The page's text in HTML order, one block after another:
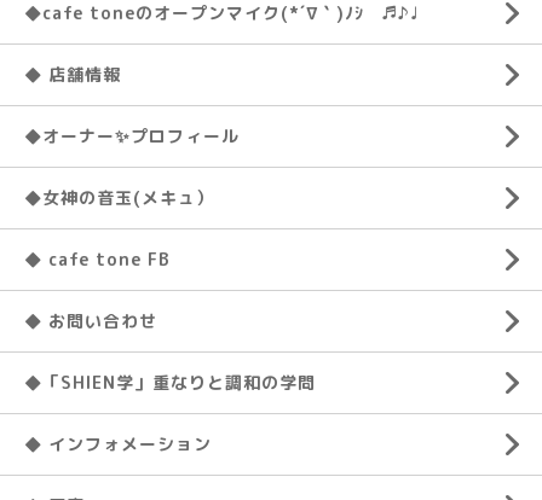
◆cafe toneのオープンマイク(*´∇｀)ﾉｼ ♬♪♩
◆ 店舗情報
◆オーナー✨プロフィール
◆女神の音玉(メキュ）
◆ cafe tone FB
◆ お問い合わせ
◆「SHIEN学」重なりと調和の学問
◆ インフォメーション